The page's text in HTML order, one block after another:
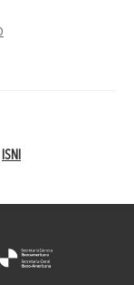
ISNI